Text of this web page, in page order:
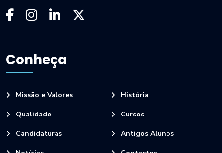
Conheça
Missão e Valores História
Qualidade Cursos
Candidaturas Antigos Alunos